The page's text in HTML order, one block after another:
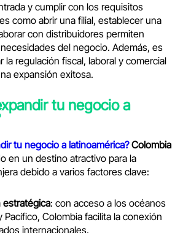
y cumplir con los requisitos
como abrir una filial, establecer una
con distribuidores permiten
del negocio. Además, es
la regulación fiscal, laboral y comercial
expansión exitosa.
tu negocio a
tu negocio a latinoamérica? Colombia
en un destino atractivo para la
debido a varios factores clave:
estratégica: con acceso a los océanos
Pacífico, Colombia facilita la conexión
internacionales.